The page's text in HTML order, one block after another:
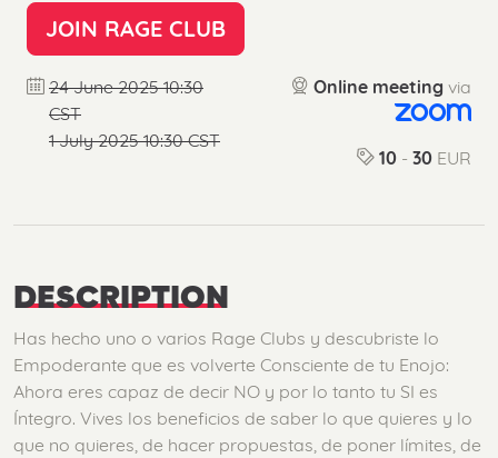
JOIN RAGE CLUB
24 June 2025 10:30
CST
1 July 2025 10:30 CST
Online meeting via
10 - 30 EUR
DESCRIPTION
Has hecho uno o varios Rage Clubs y descubriste lo
Empoderante que es volverte Consciente de tu Enojo:
Ahora eres capaz de decir NO y por lo tanto tu SI es
Íntegro. Vives los beneficios de saber lo que quieres y lo
que no quieres, de hacer propuestas, de poner límites, de